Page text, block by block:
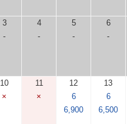
3
-
4
-
5
-
6
-
10
×
11
×
12
6
6,900
13
6
6,500